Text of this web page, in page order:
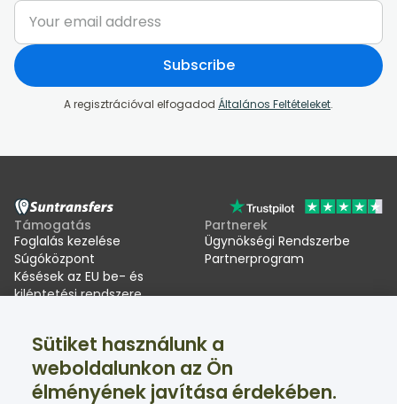
Subscribe
A regisztrációval elfogadod Általános Feltételeket.
Támogatás
Foglalás kezelése
Súgóközpont
Késések az EU be- és
kiléptetési rendszere
Partnerek
Ügynökségi Rendszerbe
Partnerprogram
Suntransfers
Rólunk
Értékelések
Közösségi oldalak
Facebook
Twitter
Sütiket használunk a
weboldalunkon az Ön
élményének javítása érdekében.